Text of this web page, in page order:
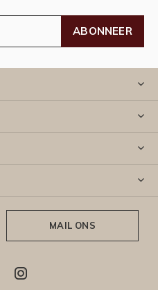
ABONNEER
MAIL ONS